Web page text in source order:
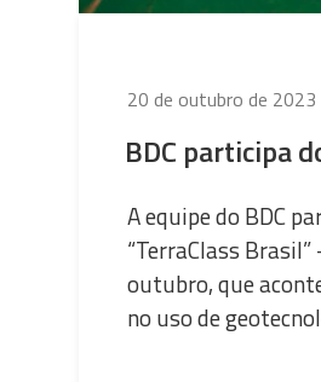
Publicado
20 de outubro de 2023
BDC participa
A equipe do BDC
“TerraClass
outubro, que
no uso de